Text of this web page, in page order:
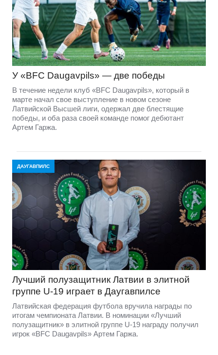
У «BFC Daugavpils» — две победы
В течение недели клуб «BFC Daugavpils», который в
марте начал свое выступление в новом сезоне
Латвийской Высшей лиги, одержал две блестящие
победы, и оба раза своей команде помог дебютант
Артем Гаржа.
ДАУГАВПИЛС
Лучший полузащитник Латвии в элитной
группе U-19 играет в Даугавпилсе
Латвийская федерация футбола вручила награды по
итогам чемпионата Латвии. В номинации «Лучший
полузащитник» в элитной группе U-19 награду получил
игрок «BFC Daugavpils» Артем Гаржа.